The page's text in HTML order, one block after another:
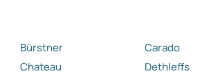
Bürstner
Carado
Chateau
Dethleffs